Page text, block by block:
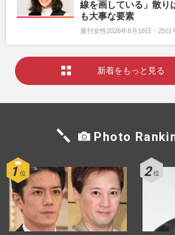
線を画している」散り
も大事な要素
週刊女性2026年8月18日・25日
新着をもっと見る
Photo